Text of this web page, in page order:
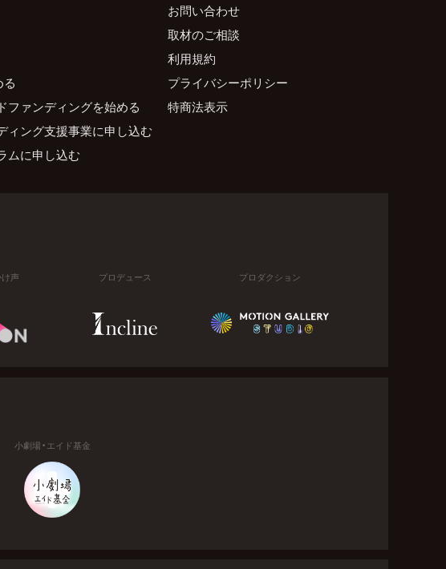
ファンディングを始める
ィング支援事業に申し込む
ムに申し込む
お問い合わせ
取材のご相談
利用規約
プライバシーポリシー
特商法表示
声 プロデュース プロダクション
小劇場・エイド基金